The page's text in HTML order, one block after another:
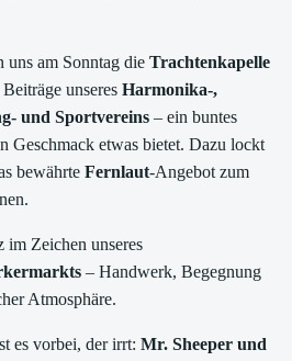
am Sonntag die Trachtenkapelle
unseres Harmonika-,
und Sportvereins – ein buntes
Geschmack etwas bietet. Dazu lockt
bewährte Fernlaut-Angebot zum
im Zeichen unseres
– Handwerk, Begegnung
Atmosphäre.
es vorbei, der irrt: Mr. Sheeper und